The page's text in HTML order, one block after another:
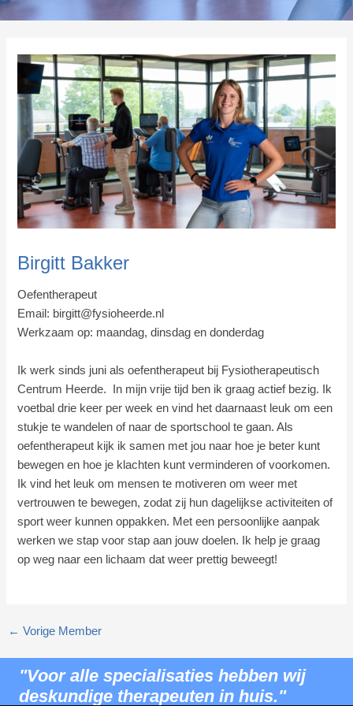
Birgitt Bakker
Oefentherapeut
Email: birgitt@fysioheerde.nl
Werkzaam op: maandag, dinsdag en donderdag
Ik werk sinds juni als oefentherapeut bij Fysiotherapeutisch
Centrum Heerde. In mijn vrije tijd ben ik graag actief bezig. Ik
voetbal drie keer per week en vind het daarnaast leuk om een
stukje te wandelen of naar de sportschool te gaan. Als
oefentherapeut kijk ik samen met jou naar hoe je beter kunt
bewegen en hoe je klachten kunt verminderen of voorkomen.
Ik vind het leuk om mensen te motiveren om weer met
vertrouwen te bewegen, zodat zij hun dagelijkse activiteiten of
sport weer kunnen oppakken. Met een persoonlijke aanpak
werken we stap voor stap aan jouw doelen. Ik help je graag
op weg naar een lichaam dat weer prettig beweegt!
← Vorige Member
"Voor alle specialisaties hebben wij
deskundige therapeuten in huis."